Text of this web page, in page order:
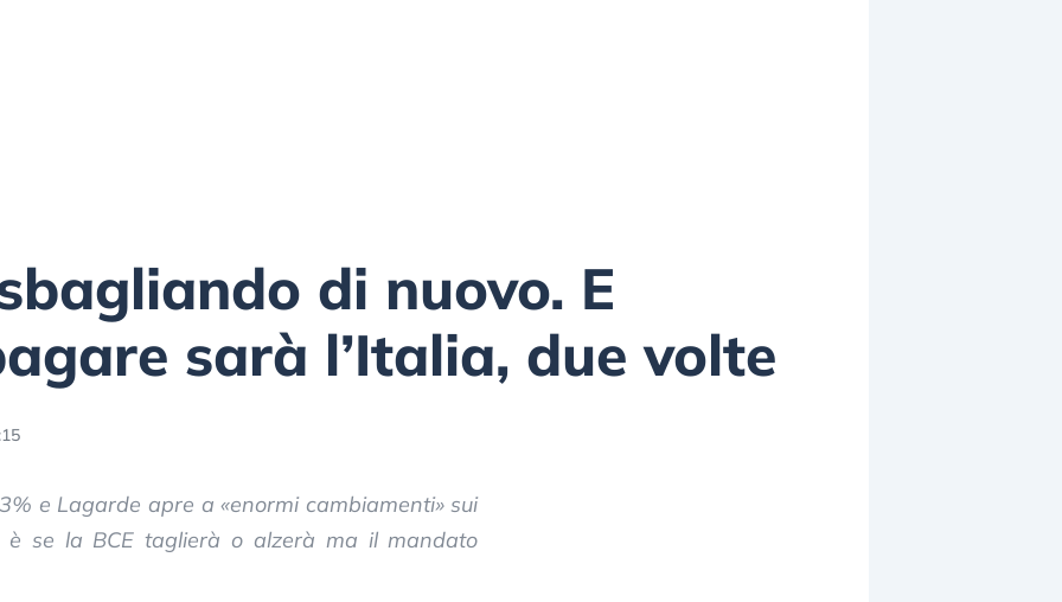
di nuovo. E
sarà l’Italia, due volte
e Lagarde apre a «enormi cambiamenti» sui
se la BCE taglierà o alzerà ma il mandato